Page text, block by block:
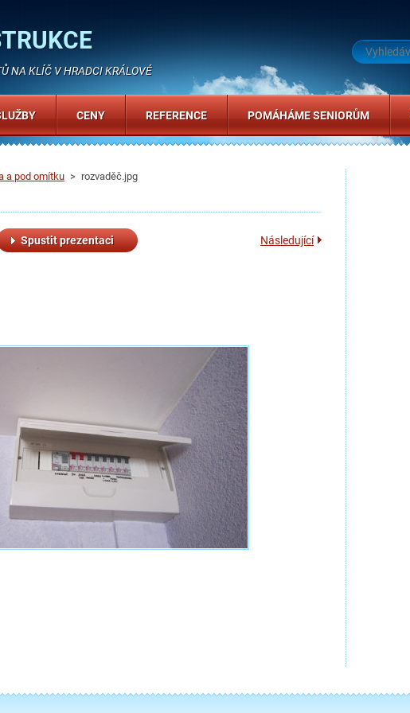
NA KLÍČ V HRADCI KRÁLOVÉ
a pod omítku > rozvaděč.jpg
Spustit prezentaci Následující
CENY REFERENCE POMÁHÁME SENIORŮM